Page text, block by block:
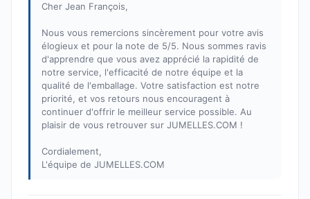
Cher Jean François,
Nous vous remercions sincèrement pour votre avis
élogieux et pour la note de 5/5. Nous sommes ravis
d'apprendre que vous avez apprécié la rapidité de
notre service, l'efficacité de notre équipe et la
qualité de l'emballage. Votre satisfaction est notre
priorité, et vos retours nous encouragent à
continuer d'offrir le meilleur service possible. Au
plaisir de vous retrouver sur JUMELLES.COM !
Cordialement,
L'équipe de JUMELLES.COM